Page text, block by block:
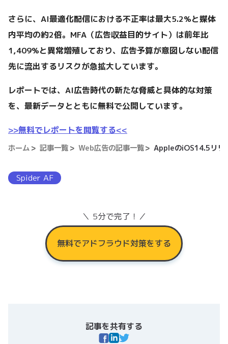
さらに、AI最適化配信における不正率は最大5.2%と媒体
内平均の約2倍。MFA（広告収益目的サイト）は前年比
1,409%と異常増殖しており、広告予算が意図しない配信
先に流出するリスクが急拡大しています。
レポートでは、AI広告時代の新たな脅威と具体的な対策
を、最新データとともに無料で公開しています。
>>無料でレポートを閲覧する<<
ホーム 記事一覧 Web広告の記事一覧 AppleのiOS14.5リリ
Spider AF
＼ 5分で完了！／
無料でアドフラウド対策をする
記事を共有する